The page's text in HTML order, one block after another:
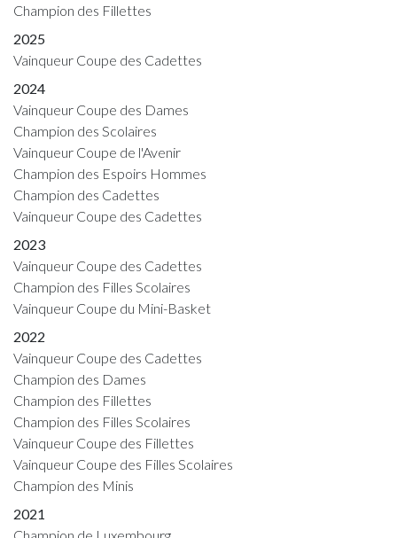
Champion des Fillettes
2025
Vainqueur Coupe des Cadettes
2024
Vainqueur Coupe des Dames
Champion des Scolaires
Vainqueur Coupe de l'Avenir
Champion des Espoirs Hommes
Champion des Cadettes
Vainqueur Coupe des Cadettes
2023
Vainqueur Coupe des Cadettes
Champion des Filles Scolaires
Vainqueur Coupe du Mini-Basket
2022
Vainqueur Coupe des Cadettes
Champion des Dames
Champion des Fillettes
Champion des Filles Scolaires
Vainqueur Coupe des Fillettes
Vainqueur Coupe des Filles Scolaires
Champion des Minis
2021